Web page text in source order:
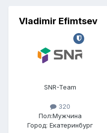
Vladimir Efimtsev
SNR-Team
320
Пол:Мужчина
Город: Екатеринбург